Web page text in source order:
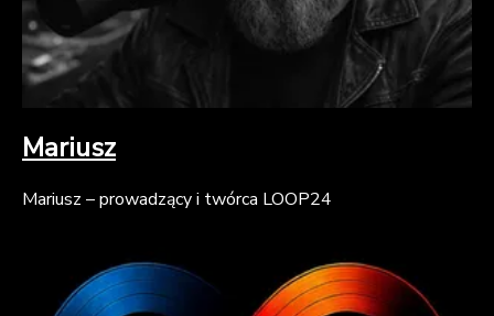
Mariusz
Mariusz – prowadzący i twórca LOOP24